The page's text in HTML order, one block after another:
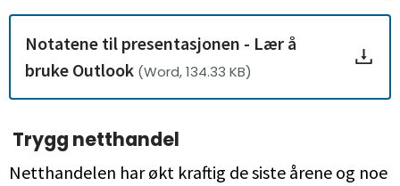
Notatene til presentasjonen - Lær å
bruke Outlook (Word, 134.33 KB)
Trygg netthandel
Netthandelen har økt kraftig de siste årene og noe